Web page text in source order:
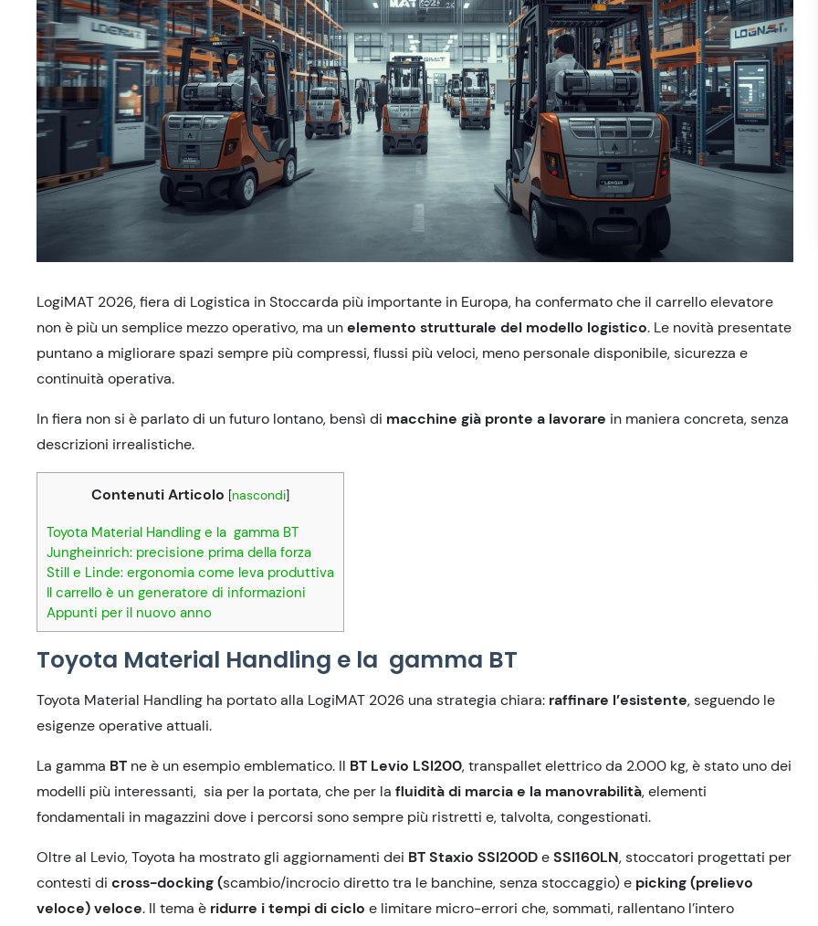
LogiMAT 2026, fiera di Logistica in Stoccarda più importante in Europa, ha confermato che il carrello elevatore
non è più un semplice mezzo operativo, ma unelemento strutturale del modello logistico. Le novità presentate
puntano a migliorarespazi sempre più compressi, flussi più veloci, meno personale disponibile,sicurezza e
continuità operativa.
In fiera non si è parlato di unfuturo lontano, bensì di macchine già pronte a lavorare in maniera concreta, senza
descrizioni irrealistiche.
Contenuti Articolo [nascondi]
Toyota Material Handling e la gamma BT
Jungheinrich: precisione prima della forza
Still e Linde: ergonomia come leva produttiva
Il carrello è un generatore di informazioni
Appunti per il nuovo anno
Toyota Material Handling e la gamma BT
Toyota Material Handling ha portato alla LogiMAT 2026 una strategia chiara: raffinare l’esistente,seguendo le
esigenze operative attuali.
La gamma BT ne è un esempio emblematico. Il BT Levio LSI200, transpallet elettrico da 2.000 kg, è stato uno dei
modelli più interessanti, sia per la portata, che per la fluidità di marcia e la manovrabilità, elementi
fondamentali in magazzini dove i percorsi sono sempre più ristretti e, talvolta, congestionati.
Oltreal Levio, Toyota ha mostrato gli aggiornamenti dei BT Staxio SSI200DeSSI160LN, stoccatori progettati per
contesti di cross-docking(scambio/incrocio diretto tra le banchine, senza stoccaggio) e picking(prelievo
veloce)veloce. Il tema è ridurre i tempi di ciclo e limitare micro-errori che, sommati, rallentano l’intero